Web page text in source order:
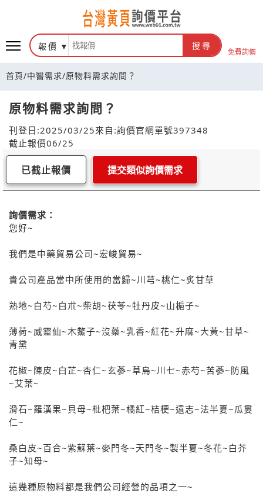
報價 搜尋
免費詢價
首頁/中醫需求/原物料需求詢問？
原物料需求詢問？
刊登日:2025/03/25來自:詢價官網單號397348
截止報價06/25
已截止報價 提交類似詢價需求
詢價需求：
您好~
我們是中藥貿易公司~宏峻貿易~
貴公司產品當中所使用的當歸~川芎~桃仁~炙甘草
熟地~白芍~白朮~柴胡~茯苓~牡丹皮~山梔子~
薄荷~威靈仙~木鱉子~沒藥~乳香~紅花~升麻~大黃~甘草~
青黛
花椒~陳皮~白芷~杏仁~玄蔘~草烏~川七~赤芍~苦蔘~防風
~艾葉~
滑石~羅漢果~貝母~枇杷葉~橘紅~桔梗~遠志~法半夏~瓜婁
仁~
桑白皮~百合~紫蘇葉~麥門冬~天門冬~製半夏~冬花~白芥
子~知母~
這幾種原物料都是我們公司經營的品項之一~